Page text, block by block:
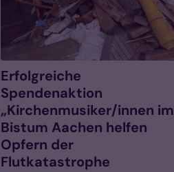
Erfolgreiche
Spendenaktion
„Kirchenmusiker/innen im
Bistum Aachen helfen
Opfern der
Flutkatastrophe